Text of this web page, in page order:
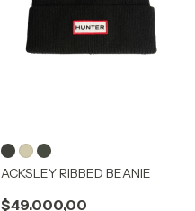
ACKSLEY RIBBED BEANIE
$49.000,00